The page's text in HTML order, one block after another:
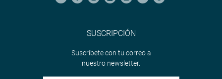
SUSCRIPCIÓN
Suscríbete con tu correo a
nuestro newsletter.